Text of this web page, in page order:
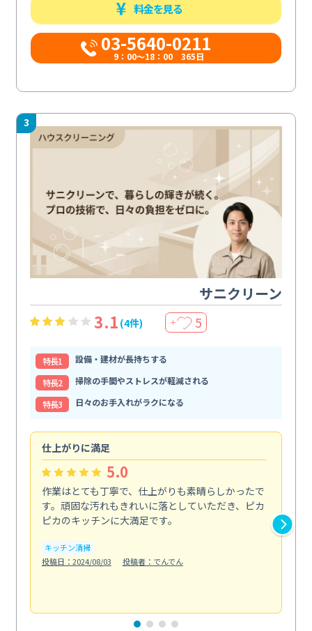
料金を見る
03-5640-0211
9：00～18：00 365日
3
サニクリーン
3.1 (4件) ＋ 5
特⻑1
設備・建材が長持ちする
特⻑2
掃除の手間やストレスが軽減される
特⻑3
日々のお手入れがラクになる
仕上がりに満足
5.0
作業はとても丁寧で、仕上がりも素晴らしかったで
す。頑固な汚れもきれいに落としていただき、ピカ
ピカのキッチンに大満足です。
キッチン清掃
投稿日：2024/08/03
投稿者：でんでん